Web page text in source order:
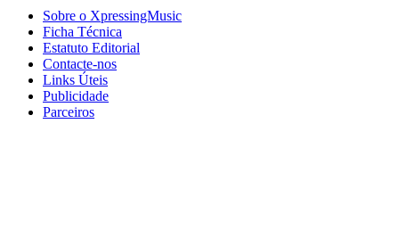
Sobre o XpressingMusic
Ficha Técnica
Estatuto Editorial
Contacte-nos
Links Úteis
Publicidade
Parceiros